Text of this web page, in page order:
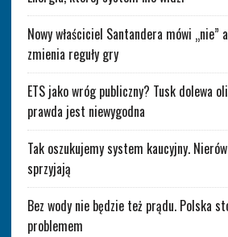
Nowy właściciel Santandera mówi „nie”
zmienia reguły gry
ETS jako wróg publiczny? Tusk dolewa
prawda jest niewygodna
Tak oszukujemy system kaucyjny.
sprzyjają
Bez wody nie będzie też prądu. Polska
problemem